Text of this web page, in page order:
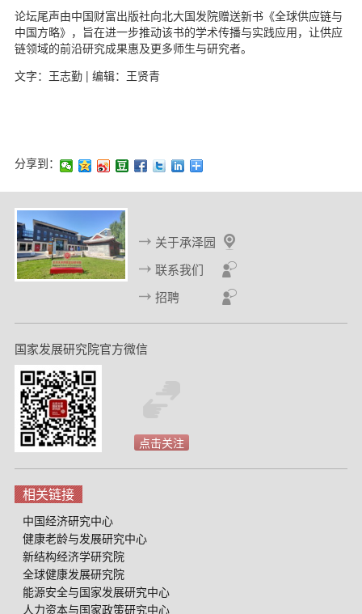
论坛尾声由中国财富出版社向北大国发院赠送新书《全球供应链与
中国方略》，旨在进一步推动该书的学术传播与实践应用，让供应
链领域的前沿研究成果惠及更多师生与研究者。
文字：王志勤 | 编辑：王贤青
分享到：
关于承泽园
联系我们
招聘
国家发展研究院官方微信
点击关注
相关链接
中国经济研究中心
健康老龄与发展研究中心
新结构经济学研究院
全球健康发展研究院
能源安全与国家发展研究中心
人力资本与国家政策研究中心